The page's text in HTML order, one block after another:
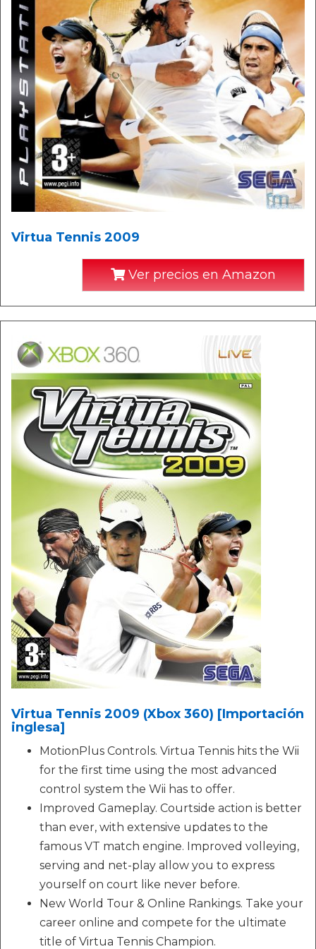
Virtua Tennis 2009
Ver precios en Amazon
Virtua Tennis 2009 (Xbox 360) [Importación
inglesa]
MotionPlus Controls. Virtua Tennis hits the Wii
for the first time using the most advanced
control system the Wii has to offer.
Improved Gameplay. Courtside action is better
than ever, with extensive updates to the
famous VT match engine. Improved volleying,
serving and net-play allow you to express
yourself on court like never before.
New World Tour & Online Rankings. Take your
career online and compete for the ultimate
title of Virtua Tennis Champion.